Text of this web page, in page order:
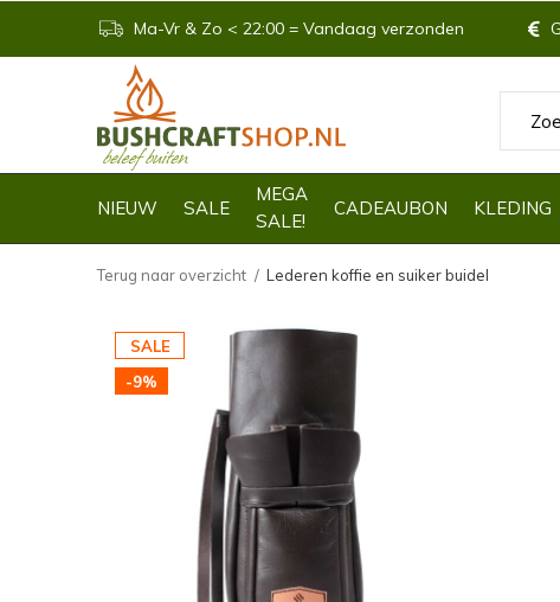
NIEUW SALE
MEGA
SALE!
CADEAUBON KLEDING
Ma-Vr & Zo < 22:00 = Vandaag verzonden
Terug naar overzicht Lederen koffie en suiker buidel
SALE
-9%